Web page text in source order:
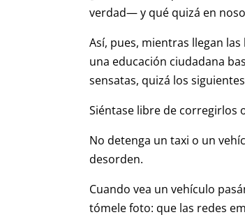
verdad— y qué quizá en
Así, pues, mientras llegan
una educación ciudadana
sensatas, quizá los
Siéntase libre de corregirlos
No detenga un taxi o un
desorden.
Cuando vea un vehículo
tómele foto: que las redes